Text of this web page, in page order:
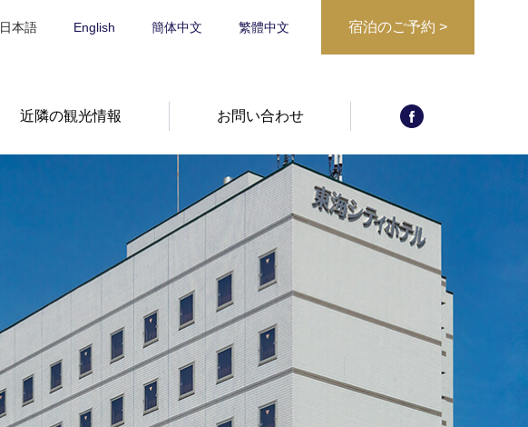
日本語 English 簡体中文 繁體中文 宿泊のご予約 >
約
宿泊プランから
近隣の観光情報 お問い合わせ